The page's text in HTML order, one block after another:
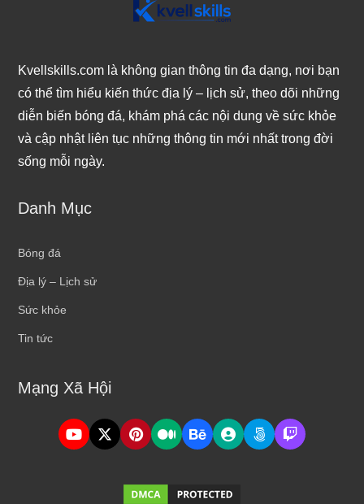
Kvellskills.com là không gian thông tin đa dạng, nơi bạn
có thể tìm hiểu kiến thức địa lý – lịch sử, theo dõi những
diễn biến bóng đá, khám phá các nội dung về sức khỏe
và cập nhật liên tục những thông tin mới nhất trong đời
sống mỗi ngày.
Danh Mục
Bóng đá
Địa lý – Lịch sử
Sức khỏe
Tin tức
Mạng Xã Hội